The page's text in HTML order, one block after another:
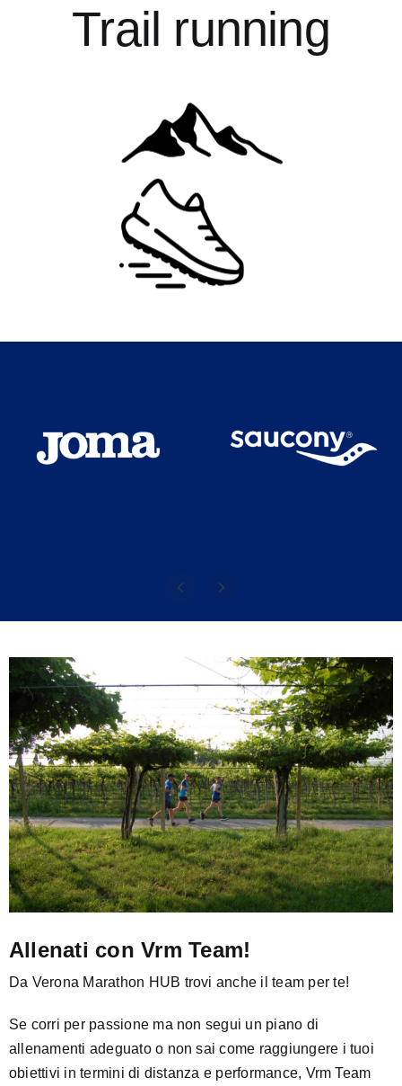
Trail running
Allenati con Vrm Team!
Da Verona Marathon HUB trovi anche il team per te!
Se corri per passione ma non segui un piano di
allenamenti adeguato o non sai come raggiungere i tuoi
obiettivi in termini di distanza e performance, Vrm Team